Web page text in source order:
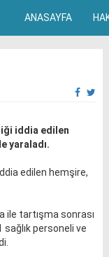
ANASAYFA
iddia edilen
yaraladı.
edilen hemşire,
ile tartışma sonrası
sağlık personeli ve